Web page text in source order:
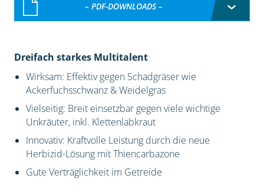
– PDF-DOWNLOADS –
Dreifach starkes Multitalent
Wirksam: Effektiv gegen Schadgräser wie
Ackerfuchsschwanz & Weidelgras
Vielseitig: Breit einsetzbar gegen viele wichtige
Unkräuter, inkl. Klettenlabkraut
Innovativ: Kraftvolle Leistung durch die neue
Herbizid-Lösung mit Thiencarbazone
Gute Verträglichkeit im Getreide